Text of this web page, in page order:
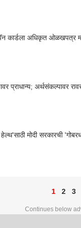
अधिकृत ओळखपत्र म्हणून
प्राधान्य; अर्थसंकल्पावर
मोदी सरकारची
1 2 3
Continues below